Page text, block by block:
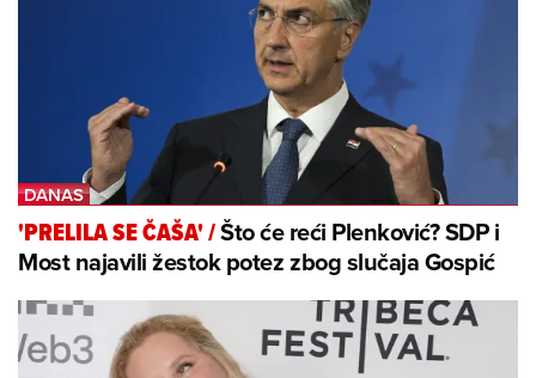
'PRELILA SE ČAŠA'/Što će reći Plenković? SDP i
Most najavili žestok potez zbog slučaja Gospić